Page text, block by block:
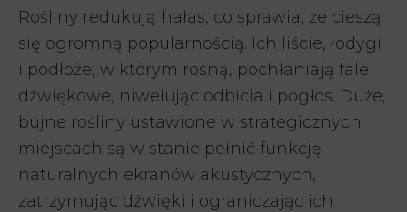
Rośliny redukują hałas, co sprawia, że cieszą
się ogromną popularnością. Ich liście, łodygi
i podłoże, w którym rosną, pochłaniają fale
dźwiękowe, niwelując odbicia i pogłos. Duże,
bujne rośliny ustawione w strategicznych
miejscach są w stanie pełnić funkcję
naturalnych ekranów akustycznych,
zatrzymując dźwięki i ograniczając ich